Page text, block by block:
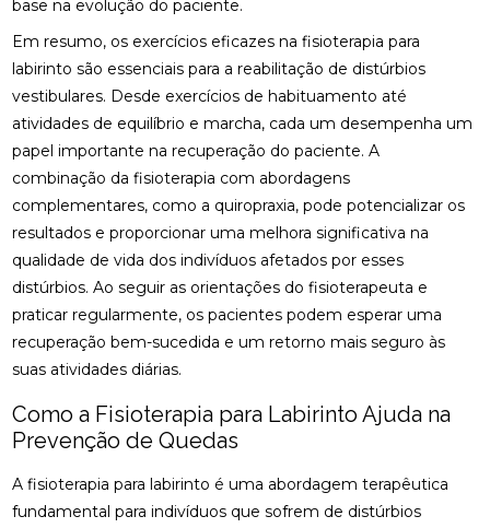
base na evolução do paciente.
Em resumo, os exercícios eficazes na fisioterapia para
labirinto são essenciais para a reabilitação de distúrbios
vestibulares. Desde exercícios de habituamento até
atividades de equilíbrio e marcha, cada um desempenha um
papel importante na recuperação do paciente. A
combinação da fisioterapia com abordagens
complementares, como a quiropraxia, pode potencializar os
resultados e proporcionar uma melhora significativa na
qualidade de vida dos indivíduos afetados por esses
distúrbios. Ao seguir as orientações do fisioterapeuta e
praticar regularmente, os pacientes podem esperar uma
recuperação bem-sucedida e um retorno mais seguro às
suas atividades diárias.
Como a Fisioterapia para Labirinto Ajuda na
Prevenção de Quedas
A fisioterapia para labirinto é uma abordagem terapêutica
fundamental para indivíduos que sofrem de distúrbios
QUIROPRAXIA PARA SUA SAÚDE
DESCUBRA OS BENEFÍCIOS DA OSTEOPATIA
DESCUBRA OS BENEFÍCIOS DA QUIROPRAXIA NA
FISIOTERAPIA
OSTEOPATIA PARA SUA SAÚDE
DICAS PARA ESCOLHER A MELHOR PALMILHA PARA
JOANETE
RECOMENDADA?
ENCONTRE A CLÍNICA DE QUIROPRAXIA PERTO DE
ENCONTRE A MELHOR CLÍNICA DE QUIROPRAXIA
PERTO DE VOCÊ
ENCONTRE QUIROPRAXIA PERTO DE VOCÊ